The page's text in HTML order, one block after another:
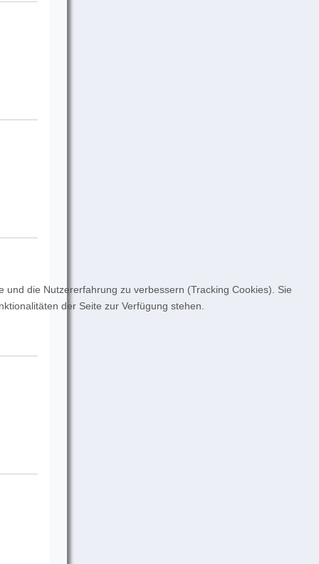
die Nutzererfahrung zu verbessern (Tracking Cookies). Sie
der Seite zur Verfügung stehen.